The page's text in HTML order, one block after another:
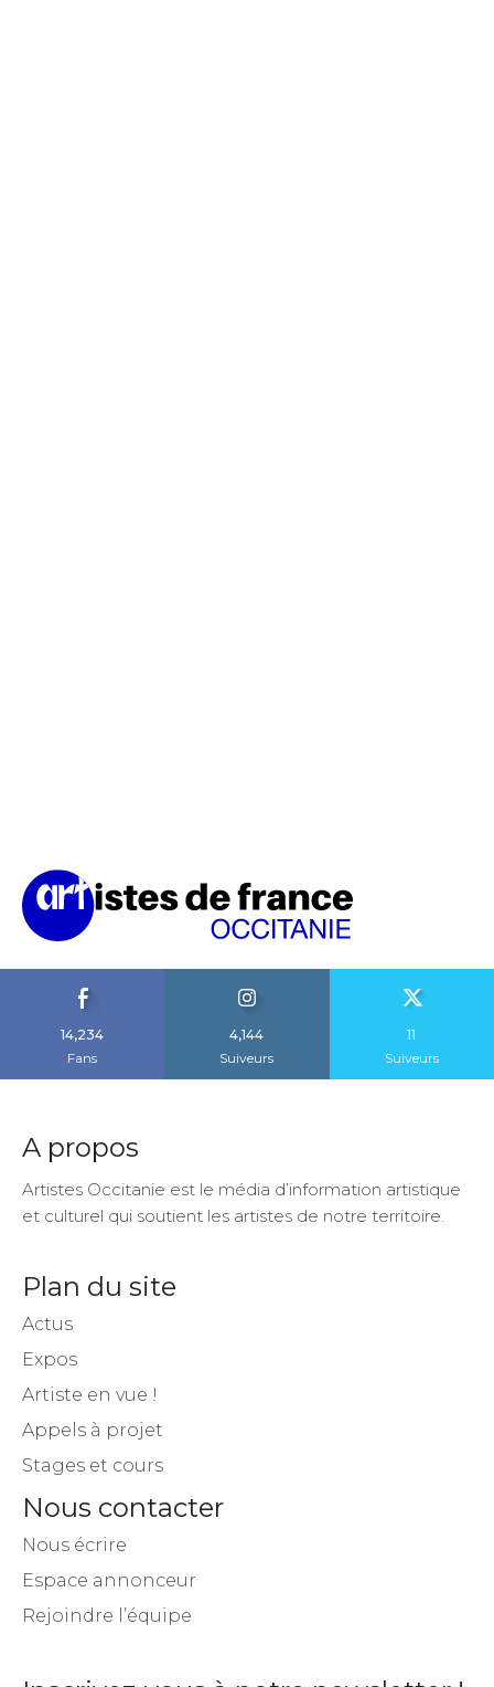
14,234
Fans
4,144
Suiveurs
11
Suiveurs
A propos
Artistes Occitanie est le média d’information artistique
et culturel qui soutient les artistes de notre territoire.
Plan du site
Actus
Expos
Artiste en vue !
Appels à projet
Stages et cours
Nous contacter
Nous écrire
Espace annonceur
Rejoindre l’équipe